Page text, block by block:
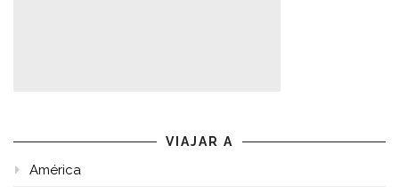
VIAJAR A
América